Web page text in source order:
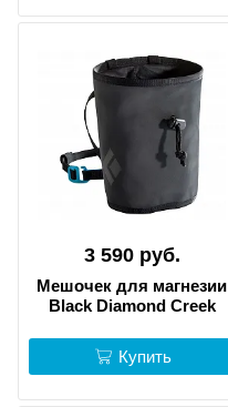
3 590 руб.
Мешочек для магнезии
Black Diamond Creek
Купить